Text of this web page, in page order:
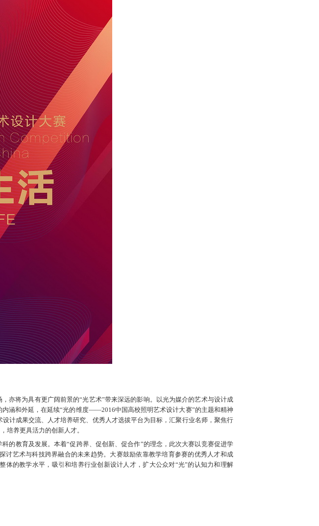
亦将为具有更广阔前景的“光艺术”带来深远的影响。以光为媒介的艺术与设计成
涵和外延，在延续“光的维度——2016中国高校照明艺术设计大赛”的主题和精神
计成果交流、人才培养研究、优秀人才选拔平台为目标，汇聚行业名师，聚焦行
培养更具活力的创新人才。
的教育及发展。本着“促跨界、促创新、促合作”的理念，此次大赛以竞赛促进学
艺术与科技跨界融合的未来趋势。大赛鼓励依靠教学培育参赛的优秀人才和成
的教学水平，吸引和培养行业创新设计人才，扩大公众对“光”的认知力和理解